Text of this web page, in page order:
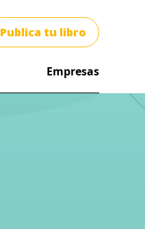
Publica tu libro
Empresas